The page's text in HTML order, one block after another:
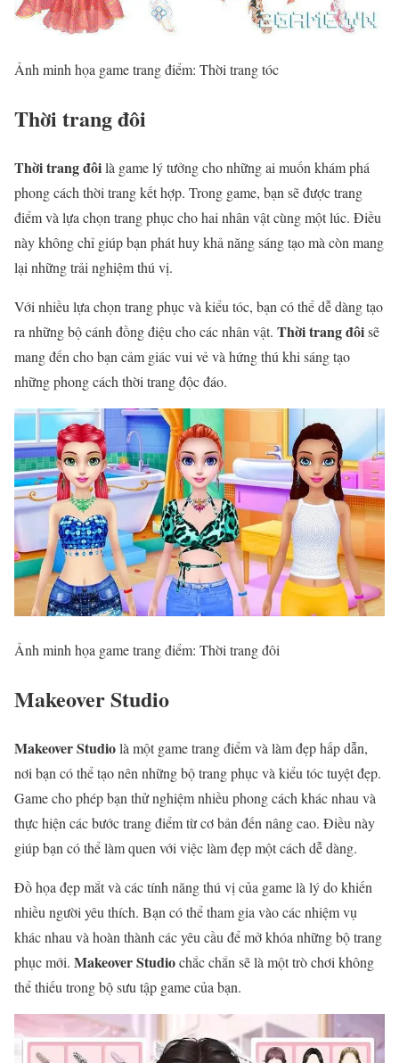
Ảnh minh họa game trang điểm: Thời trang tóc
Thời trang đôi
Thời trang đôilà game lý tưởng cho những ai muốn khám phá
phong cách thời trang kết hợp. Trong game, bạn sẽ được trang
điểm và lựa chọn trang phục cho hai nhân vật cùng một lúc. Điều
này không chỉ giúp bạn phát huy khả năng sáng tạo mà còn mang
lại những trải nghiệm thú vị.
Với nhiều lựa chọn trang phục và kiểu tóc, bạn có thể dễ dàng tạo
ra những bộ cánh đồng điệu cho các nhân vật. Thời trang đôisẽ
mang đến cho bạn cảm giác vui vẻ và hứng thú khi sáng tạo
những phong cách thời trang độc đáo.
Ảnh minh họa game trang điểm: Thời trang đôi
Makeover Studio
Makeover Studiolà một game trang điểm và làm đẹp hấp dẫn,
nơi bạn có thể tạo nên những bộ trang phục và kiểu tóc tuyệt đẹp.
Game cho phép bạn thử nghiệm nhiều phong cách khác nhau và
thực hiện các bước trang điểm từ cơ bản đến nâng cao. Điều này
giúp bạn có thể làm quen với việc làm đẹp một cách dễ dàng.
Đồ họa đẹp mắt và các tính năng thú vị của game là lý do khiến
nhiều người yêu thích. Bạn có thể tham gia vào các nhiệm vụ
khác nhau và hoàn thành các yêu cầu để mở khóa những bộ trang
phục mới. Makeover Studiochắc chắn sẽ là một trò chơi không
thể thiếu trong bộ sưu tập game của bạn.